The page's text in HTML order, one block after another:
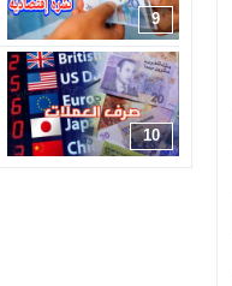
9
10